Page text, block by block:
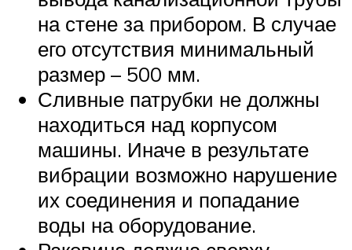
на стене за прибором. В случае
его отсутствия минимальный
размер – 500 мм.
Сливные патрубки не должны
находиться над корпусом
машины. Иначе в результате
вибрации возможно нарушение
их соединения и попадание
воды на оборудование.